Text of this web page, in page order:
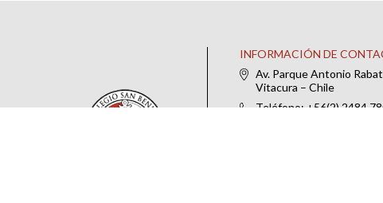
INFORMACIÓN DE
Av. Parque Antonio
Vitacura – Chile
Teléfono: +56(2) 2484